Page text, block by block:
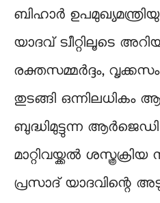
ബിഹാര്‍
യാദവ് ട്വീറ്റിലൂടെ
രക്തസമ്മര്‍ദ്ദം,
തുടങ്ങി ഒന്നിലധികം
ബുദ്ധിമുട്ടുന്ന
മാറ്റിവയ്ക്കല്‍
പ്രസാദ് യാദവിന്റെ